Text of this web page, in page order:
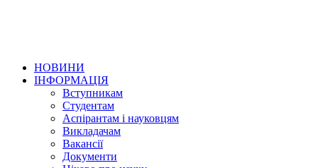
НОВИНИ
ІНФОРМАЦІЯ
Вступникам
Студентам
Аспірантам і науковцям
Викладачам
Вакансії
Документи